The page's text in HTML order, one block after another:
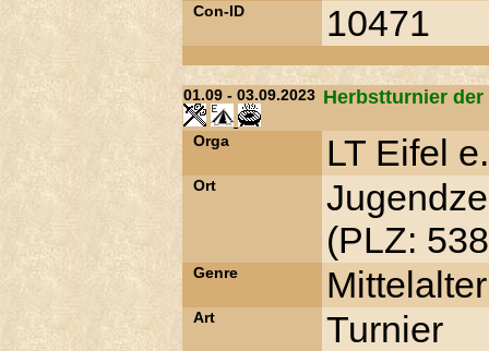
Con-ID 10471
01.09 - 03.09.2023 Herbstturnier der
Orga LT Eifel
Ort
(PLZ:
Genre Mittelalter
Art Turnier